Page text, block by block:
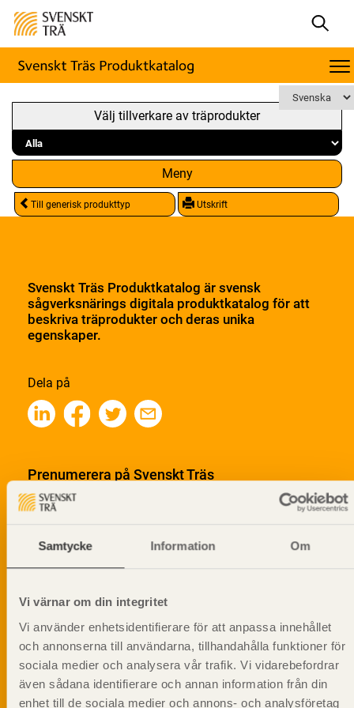
Samtycke Information Om
Vi värnar om din integritet
Vi använder enhetsidentifierare för att anpassa innehållet
och annonserna till användarna, tillhandahålla funktioner för
sociala medier och analysera vår trafik. Vi vidarebefordrar
även sådana identifierare och annan information från din
enhet till de sociala medier och annons- och analysföretag
Välj tillverkare av träprodukter
Meny
Till generisk produkttyp Utskrift
Svenskt Träs Produktkatalog är svensk
sågverksnärings digitala produktkatalog för att
beskriva träprodukter och deras unika
egenskaper.
Dela på
Prenumerera på Svenskt Träs
informationsutskick!